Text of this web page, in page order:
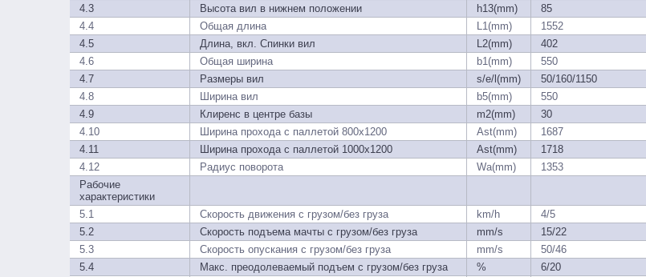
4.3
Высота вил в нижнем положении h13(mm)
85
4.4
Общая длина L1(mm)
1552
4.5
Длина, вкл. Спинки вил L2(mm)
402
4.6
Общая ширина b1(mm)
550
4.7
Размеры вил s/e/l(mm)
50/160/1150
4.8
Ширина вил b5(mm)
550
4.9
Клиренс в центре базы m2(mm)
30
4.10
Ширина прохода с паллетой 800x1200 Ast(mm)
1687
4.11
Ширина прохода с паллетой 1000x1200 Ast(mm)
1718
4.12
Радиус поворота Wa(mm)
1353
Рабочие
характеристики
5.1
Скорость движения с грузом/без груза km/h
4/5
5.2
Скорость подъема мачты с грузом/без груза mm/s
15/22
5.3
Скорость опускания с грузом/без груза mm/s
50/46
5.4
Макс. преодолеваемый подъем с грузом/без груза %
6/20